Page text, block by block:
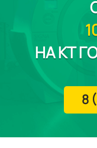
НА КТ
8